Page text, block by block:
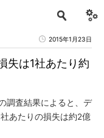
2015年1月23日
失は1社あたり約
調査結果によると、デ
あたりの損失は約2億